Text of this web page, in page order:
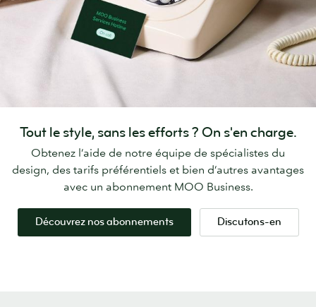
Tout le style, sans les efforts ? On s'en charge.
Obtenez l’aide de notre équipe de spécialistes du
design, des tarifs préférentiels et bien d’autres avantages
avec un abonnement MOO Business.
Découvrez nos abonnements Discutons-en